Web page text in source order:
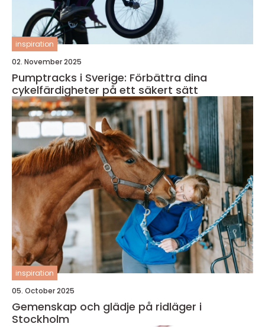
inspiration
02. November 2025
Pumptracks i Sverige: Förbättra dina
cykelfärdigheter på ett säkert sätt
inspiration
05. October 2025
Gemenskap och glädje på ridläger i
Stockholm